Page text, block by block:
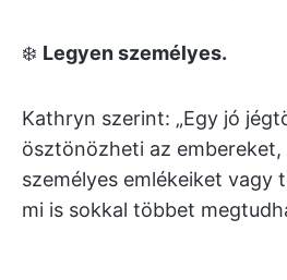
❄️ Legyen személyes.
Kathryn szerint: „Egy jó
ösztönözheti az
személyes emlékeiket vagy
mi is sokkal többet